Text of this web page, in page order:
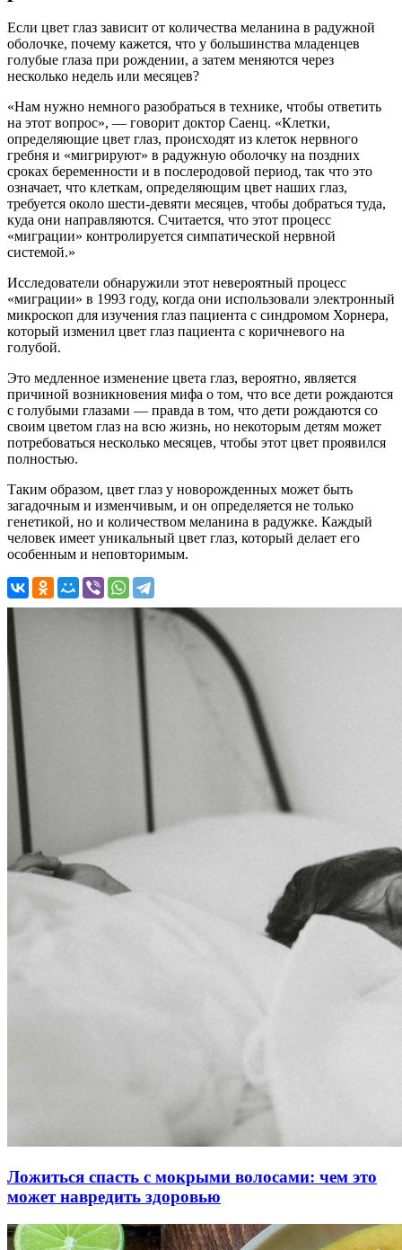
Если цвет глаз зависит от количества меланина в радужной
оболочке, почему кажется, что у большинства младенцев
голубые глаза при рождении, а затем меняются через
несколько недель или месяцев?
«Нам нужно немного разобраться в технике, чтобы ответить
на этот вопрос», — говорит доктор Саенц. «Клетки,
определяющие цвет глаз, происходят из клеток нервного
гребня и «мигрируют» в радужную оболочку на поздних
сроках беременности и в послеродовой период, так что это
означает, что клеткам, определяющим цвет наших глаз,
требуется около шести-девяти месяцев, чтобы добраться туда,
куда они направляются. Считается, что этот процесс
«миграции» контролируется симпатической нервной
системой.»
Исследователи обнаружили этот невероятный процесс
«миграции» в 1993 году, когда они использовали электронный
микроскоп для изучения глаз пациента с синдромом Хорнера,
который изменил цвет глаз пациента с коричневого на
голубой.
Это медленное изменение цвета глаз, вероятно, является
причиной возникновения мифа о том, что все дети рождаются
с голубыми глазами — правда в том, что дети рождаются со
своим цветом глаз на всю жизнь, но некоторым детям может
потребоваться несколько месяцев, чтобы этот цвет проявился
полностью.
Таким образом, цвет глаз у новорожденных может быть
загадочным и изменчивым, и он определяется не только
генетикой, но и количеством меланина в радужке. Каждый
человек имеет уникальный цвет глаз, который делает его
особенным и неповторимым.
Ложиться спасть с мокрыми волосами: чем это
может навредить здоровью